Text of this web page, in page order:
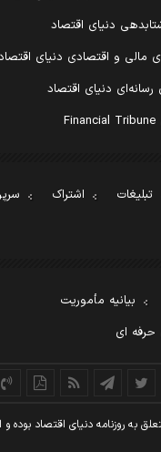
دنیای اقتصاد
مالی و اقتصادی دنیای
دنیای اقتصاد
تبلیغات اشتراک
بیانیه مأموریت
حرفه ای
به روزنامه دنيای اقتصاد بوده و